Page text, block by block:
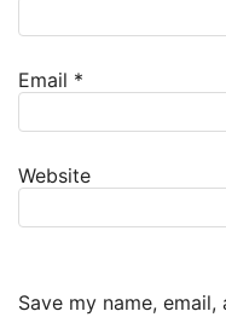
Email *
Website
Save my name,